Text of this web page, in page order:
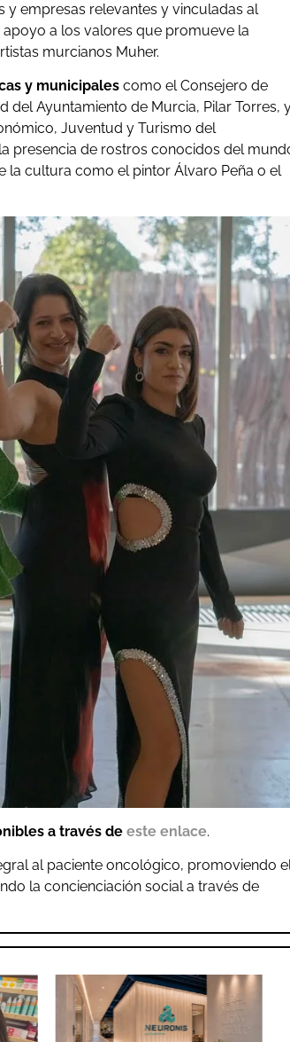
y empresas relevantes y vinculadas al
a los valores que promueve la
murcianos Muher.
y municipales como el Consejero de
del Ayuntamiento de Murcia, Pilar Torres,
Juventud y Turismo del
presencia de rostros conocidos del
la cultura como el pintor Álvaro Peña o el
a través de este enlace.
al paciente oncológico, promoviendo
la concienciación social a través de